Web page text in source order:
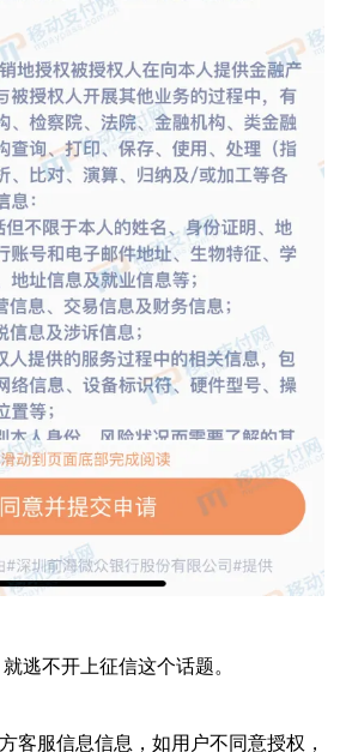
逃不开上征信这个话题。
客服信息信息，如用户不同意授权，